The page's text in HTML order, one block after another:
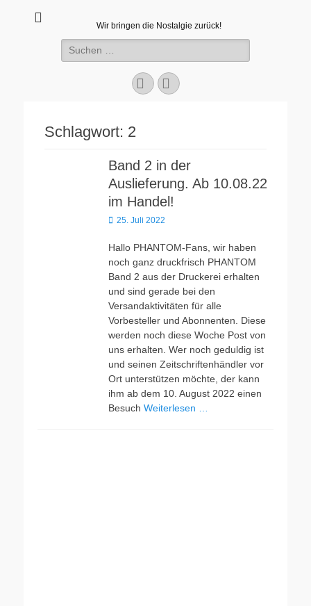
Wir bringen die Nostalgie zurück!
Suchen
nach:
Facebook
E-
Mail
Schlagwort: 2
Band 2 in der
Auslieferung. Ab 10.08.22
im Handel!
Veröffentlicht
25. Juli 2022
Hallo PHANTOM-Fans, wir haben
noch ganz druckfrisch PHANTOM
Band 2 aus der Druckerei erhalten
und sind gerade bei den
Versandaktivitäten für alle
Vorbesteller und Abonnenten. Diese
werden noch diese Woche Post von
uns erhalten. Wer noch geduldig ist
und seinen Zeitschriftenhändler vor
Ort unterstützen möchte, der kann
ihm ab dem 10. August 2022 einen
Besuch Weiterlesen …